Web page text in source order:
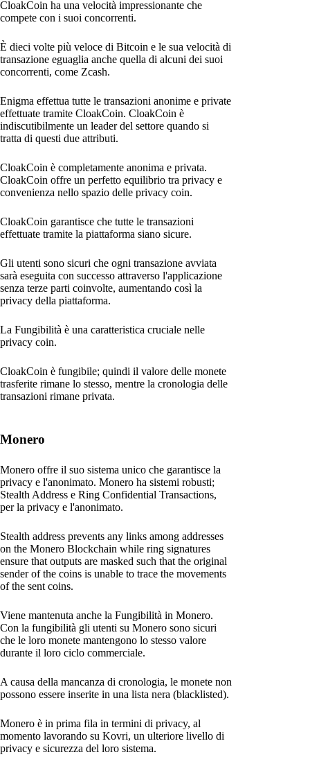
CloakCoin ha una velocità impressionante che
compete con i suoi concorrenti.
È dieci volte più veloce di Bitcoin e le sua velocità di
transazione eguaglia anche quella di alcuni dei suoi
concorrenti, come Zcash.
Enigma effettua tutte le transazioni anonime e private
effettuate tramite CloakCoin. CloakCoin è
indiscutibilmente un leader del settore quando si
tratta di questi due attributi.
CloakCoin è completamente anonima e privata.
CloakCoin offre un perfetto equilibrio tra privacy e
convenienza nello spazio delle privacy coin.
CloakCoin garantisce che tutte le transazioni
effettuate tramite la piattaforma siano sicure.
Gli utenti sono sicuri che ogni transazione avviata
sarà eseguita con successo attraverso l'applicazione
senza terze parti coinvolte, aumentando così la
privacy della piattaforma.
La Fungibilità è una caratteristica cruciale nelle
privacy coin.
CloakCoin è fungibile; quindi il valore delle monete
trasferite rimane lo stesso, mentre la cronologia delle
transazioni rimane privata.
Monero
Monero offre il suo sistema unico che garantisce la
privacy e l'anonimato. Monero ha sistemi robusti;
Stealth Address e Ring Confidential Transactions,
per la privacy e l'anonimato.
Stealth address prevents any links among addresses
on the Monero Blockchain while ring signatures
ensure that outputs are masked such that the original
sender of the coins is unable to trace the movements
of the sent coins.
Viene mantenuta anche la Fungibilità in Monero.
Con la fungibilità gli utenti su Monero sono sicuri
che le loro monete mantengono lo stesso valore
durante il loro ciclo commerciale.
A causa della mancanza di cronologia, le monete non
possono essere inserite in una lista nera (blacklisted).
Monero è in prima fila in termini di privacy, al
momento lavorando su Kovri, un ulteriore livello di
privacy e sicurezza del loro sistema.